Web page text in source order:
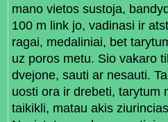
mano vietos sustoja,
100 m link jo, vadinasi ir
ragai, medaliniai, bet
uz poros metu. Sio vakaro
dvejone, sauti ar nesauti.
uosti ora ir drebeti, tarytum
taikikli, matau akis